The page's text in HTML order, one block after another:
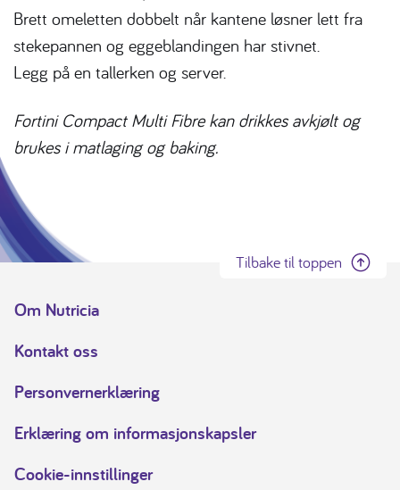
Brett omeletten dobbelt når kantene løsner lett fra
stekepannen og eggeblandingen har stivnet.
Legg på en tallerken og server.
Fortini Compact Multi Fibre kan drikkes avkjølt og
brukes i matlaging og baking.
Tilbake til toppen
Om Nutricia
Kontakt oss
Personvernerklæring
Erklæring om informasjonskapsler
Cookie-innstillinger